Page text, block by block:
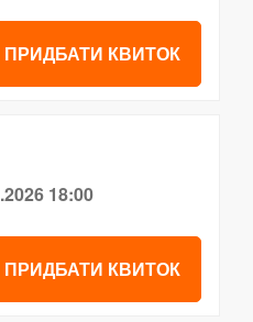
ПРИДБАТИ КВИТОК
18:00
ПРИДБАТИ КВИТОК